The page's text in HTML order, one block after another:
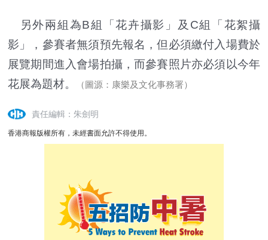
另外兩組為B組「花卉攝影」及C組「花絮攝
影」，參賽者無須預先報名，但必須繳付入場費於
展覽期間進入會場拍攝，而參賽照片亦必須以今年
花展為題材。
（圖源：康樂及文化事務署）
責任編輯：朱劍明
香港商報版權所有，未經書面允許不得使用。